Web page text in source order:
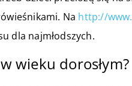
Na http://
dla najmłodszych.
wieku dorosłym?